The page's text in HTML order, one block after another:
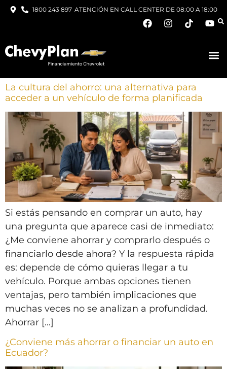
1800 243 897 ATENCIÓN EN CALL CENTER DE 08:00 A 18:00
La cultura del ahorro: una alternativa para
acceder a un vehículo de forma planificada
Si estás pensando en comprar un auto, hay
una pregunta que aparece casi de inmediato:
¿Me conviene ahorrar y comprarlo después o
financiarlo desde ahora? Y la respuesta rápida
es: depende de cómo quieras llegar a tu
vehículo. Porque ambas opciones tienen
ventajas, pero también implicaciones que
muchas veces no se analizan a profundidad.
Ahorrar […]
¿Conviene más ahorrar o financiar un auto en
Ecuador?